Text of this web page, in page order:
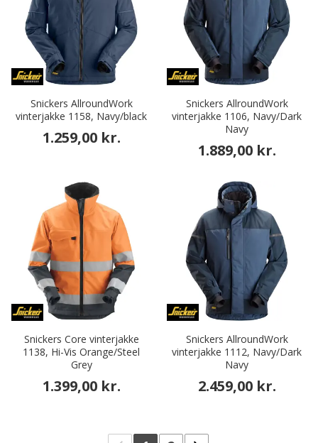
Snickers AllroundWork
vinterjakke 1158, Navy/black
1.259,00 kr.
Snickers AllroundWork
vinterjakke 1106, Navy/Dark
Navy
1.889,00 kr.
Snickers Core vinterjakke
1138, Hi-Vis Orange/Steel
Grey
1.399,00 kr.
Snickers AllroundWork
vinterjakke 1112, Navy/Dark
Navy
2.459,00 kr.